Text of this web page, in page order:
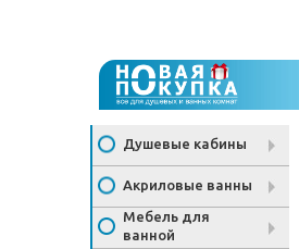
Душевые кабины
Акриловые ванны
Мебель для
ванной